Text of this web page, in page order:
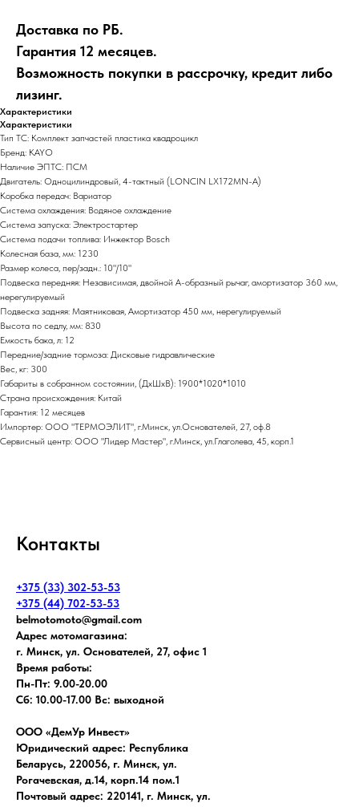
Доставка по РБ.
Гарантия 12 месяцев.
Возможность покупки в рассрочку, кредит либо
лизинг.
Характеристики
Характеристики
Тип ТС: Комплект запчастей пластика квадроцикл
Бренд: KAYO
Наличие ЭПТС: ПСМ
Двигатель: Одноцилиндровый, 4-тактный (LONCIN LX172MN-A)
Коробка передач: Вариатор
Система охлаждения: Водяное охлаждение
Система запуска: Электростартер
Система подачи топлива: Инжектор Bosch
Колесная база, мм: 1230
Размер колеса, пер/задн.: 10"/10"
Подвеска передняя: Независимая, двойной А-образный рычаг, амортизатор 360 мм,
нерегулируемый
Подвеска задняя: Маятниковая, Амортизатор 450 мм, нерегулируемый
Высота по седлу, мм: 830
Емкость бака, л: 12
Передние/задние тормоза: Дисковые гидравлические
Вес, кг: 300
Габариты в собранном состоянии, (ДхШхВ): 1900*1020*1010
Страна происхождения: Китай
Гарантия: 12 месяцев
Импортер: ООО "ТЕРМОЭЛИТ", г.Минск, ул.Основателей, 27, оф.8
Сервисный центр: ООО "Лидер Мастер", г.Минск, ул.Глаголева, 45, корп.1
Контакты
+375 (33) 302-53-53
+375 (44) 702-53-53
belmotomoto@gmail.com
Адрес мотомагазина:
г. Минск, ул. Основателей, 27, офис 1
Время работы:
Пн-Пт: 9.00-20.00
Сб: 10.00-17.00 Вс: выходной
ООО «ДемУр Инвест»
Юридический адрес: Республика
Беларусь, 220056, г. Минск, ул.
Рогачевская, д.14, корп.14 пом.1
Почтовый адрес: 220141, г. Минск, ул.